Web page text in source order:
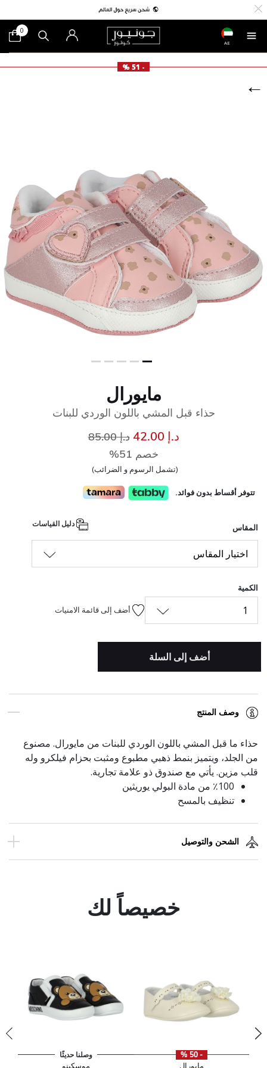
AE
0
- 51 %
مايورال
حذاء قبل المشي باللون الوردي للبنات
د.إ 42.00 سعر مخفض مند.إ 85.00
خصم 51%
(تشمل الرسوم و الضرائب)
تتوفر أقساط بدون فوائد.
المقاس
اختيار المقاس
الكمية
1 أضف إلى قائمة الامنيات
أضف إلى السلة
وصف المنتج
حذاء ما قبل المشي باللون الوردي للبنات من مايورال. مصنوع
من الجلد، ويتميز بنمط ذهبي مطبوع ومثبت بحزام فيلكرو وله
قلب مزين. يأتي مع صندوق ذو علامة تجارية.
٪100 من مادة البولي يوريثين
تنظيف بالمسح
الشحن والتوصيل
خصيصاً لك
- 50 %
مايورال
وصلنا حديثًا
موسكينو